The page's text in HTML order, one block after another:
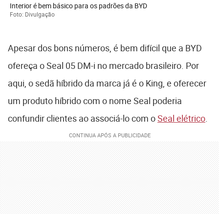
Interior é bem básico para os padrões da BYD
Foto: Divulgação
Apesar dos bons números, é bem difícil que a BYD
ofereça o Seal 05 DM-i no mercado brasileiro. Por
aqui, o sedã híbrido da marca já é o King, e oferecer
um produto híbrido com o nome Seal poderia
confundir clientes ao associá-lo com oSeal elétrico.